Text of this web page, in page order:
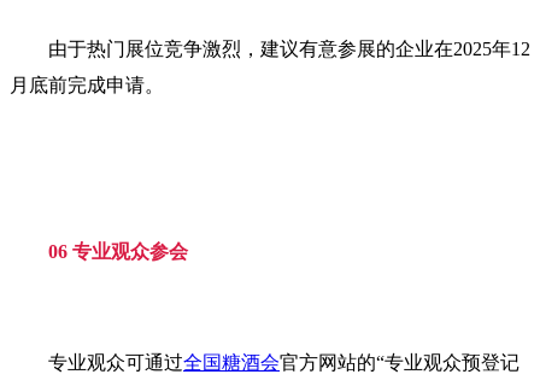
由于热门展位竞争激烈，建议有意参展的企业在2025年12
月底前完成申请。
06 专业观众参会
专业观众可通过全国糖酒会官方网站的“专业观众预登记